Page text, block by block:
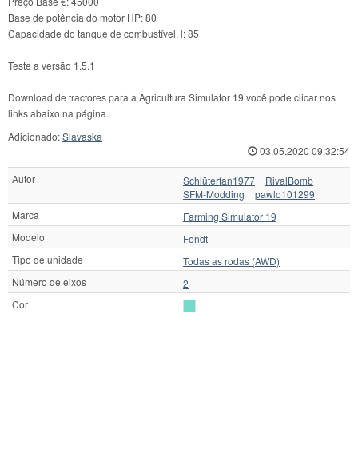
Base de potência do motor HP: 80
Capacidade do tanque de combustível, l: 85
Teste a versão 1.5.1
Download de tractores para a Agricultura Simulator 19 você pode clicar nos
links abaixo na página.
Adicionado:Slavaska
03.05.2020 09:32:54
Autor Schlüterfan1977
RivalBomb
SFM-Modding
pawlo101299
Marca
Farming Simulator 19
Modelo
Fendt
Tipo de unidade
Todas as rodas (AWD)
Número de eixos
2
Cor